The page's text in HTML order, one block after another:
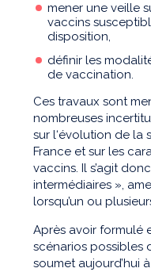
mener une veille
vaccins
disposition,
définir les
de vaccination.
Ces travaux sont
nombreuses
sur l‘évolution de la
France et sur les
vaccins. Il s’agit
intermédiaires »,
lorsqu’un ou
Après avoir formulé
scénarios possibles
soumet aujourd’hui